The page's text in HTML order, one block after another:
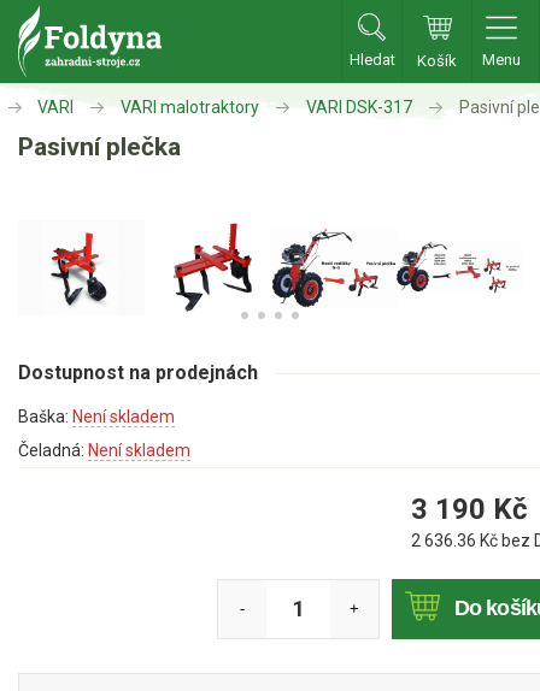
Hledat Košík Menu
Zahradní traktory
Zahradní traktory
Aku traktory
Příslušenství
Benzínové sekačky
Akumulátorové sekačky
VARI VARI malotraktory VARI DSK-317 Pasivní
Pasivní plečka
Dostupnost na prodejnách
Baška: Není skladem
Čeladná: Není skladem
3 190 Kč
2 636.36 Kč bez
- + Do